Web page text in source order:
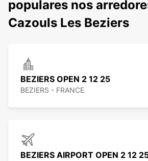
populares nos
Cazouls Les Beziers
BEZIERS OPEN 2 12 25
BEZIERS - FRANCE
BEZIERS AIRPORT OPEN 2 12